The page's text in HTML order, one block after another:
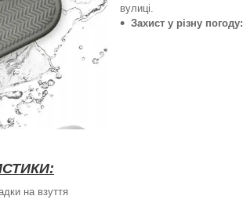
вулиці.
Захист у різну погоду:
на взуття